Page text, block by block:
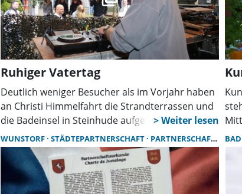
Ruhiger Vatertag
Deutlich weniger Besucher als im Vorjahr haben
an Christi Himmelfahrt die Strandterrassen und
die Badeinsel in Steinhude aufgesucht. Das
kühle, wechselhafte Wetter sorgte für eine
entspannte Atmosphäre, Polizei und
Rettungskräfte melden einen überwiegend
ruhigen Verlauf.
11
WUNSTORF STÄDTEPARTNERSCHAFT PARTNERSCHAFTSVEREIN